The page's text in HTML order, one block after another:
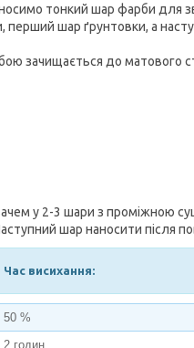
тонкий шар фарби для
шар ґрунтовки, а
зачищається до матового
у 2-3 шари з проміжною
шар наносити після
Час висихання:
50 %
2 годин